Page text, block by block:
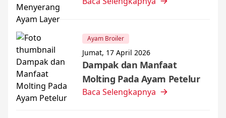
Ayam Broiler
Jumat, 17 April 2026
Dampak dan Manfaat
Molting Pada Ayam Petelur
Baca Selengkapnya